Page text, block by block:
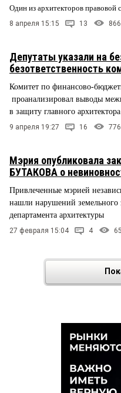
Один из архитекторов правовой
8 апреля 15:15 13
Депутаты указали на
безответственность
Комитет по финансово-
проанализировал выводы
в защиту главного
9 апреля 19:27 16
Мэрия опубликовала
БУТАКОВА о
Привлеченные мэрией
нашли нарушений земельного
департамента архитектуры
27 февраля 15:04 4